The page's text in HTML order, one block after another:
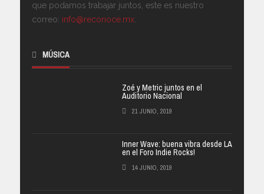
que podamos trabajar juntos, este es nuestro
correo: info@reconoce.mx.
MÚSICA
Zoé y Metric juntos en el
Auditorio Nacional
21 JUNIO, 2019
Inner Wave: buena vibra desde LA
en el Foro Indie Rocks!
14 JUNIO, 2019